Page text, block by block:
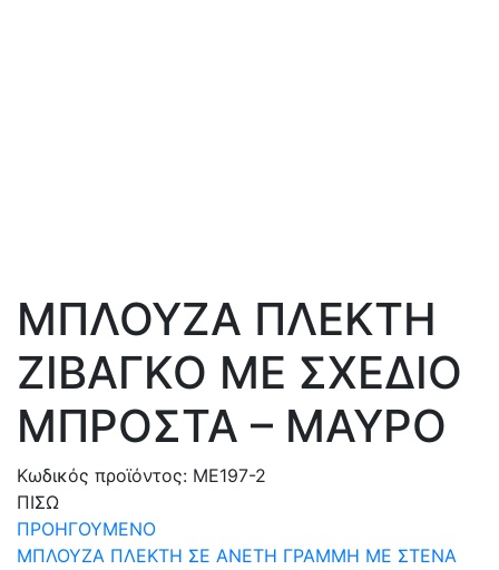
MΠΛΟΥΖΑ ΠΛΕΚΤΗ
ΖΙΒΑΓΚΟ ΜΕ ΣΧΕΔΙΟ
ΜΠΡΟΣΤΑ – ΜΑΥΡΟ
Κωδικός προϊόντος: ME197-2
ΠΙΣΩ
ΠΡΟΗΓΟΥΜΕΝΟ
MΠΛΟΥΖΑ ΠΛΕΚΤΗ ΣΕ ΑΝΕΤΗ ΓΡΑΜΜΗ ΜΕ ΣΤΕΝΑ